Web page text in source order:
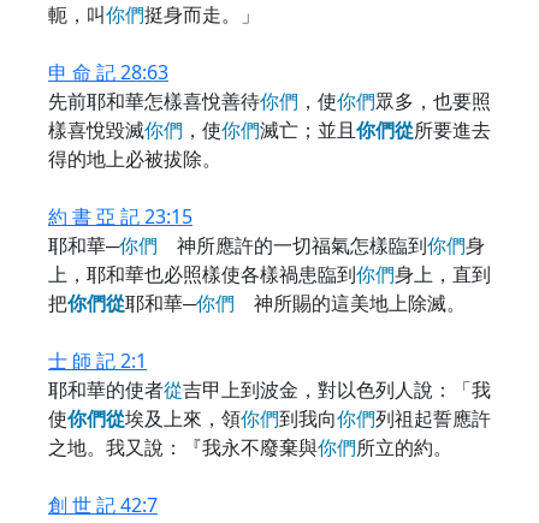
軛，叫你們挺身而走。」
申 命 記 28:63
先前耶和華怎樣喜悅善待你們 ，使你們眾多，也要照
樣喜悅毀滅你們 ，使你們滅亡；並且你們從所要進去
得的地上必被拔除。
約 書 亞 記 23:15
耶和華─你們 神所應許的一切福氣怎樣臨到你們身
上，耶和華也必照樣使各樣禍患臨到你們身上，直到
把你們從耶和華─你們 神所賜的這美地上除滅。
士 師 記 2:1
耶和華的使者從吉甲上到波金，對以色列人說：「我
使你們從埃及上來，領你們到我向你們列祖起誓應許
之地。我又說：『我永不廢棄與你們所立的約。
創 世 記 42:7